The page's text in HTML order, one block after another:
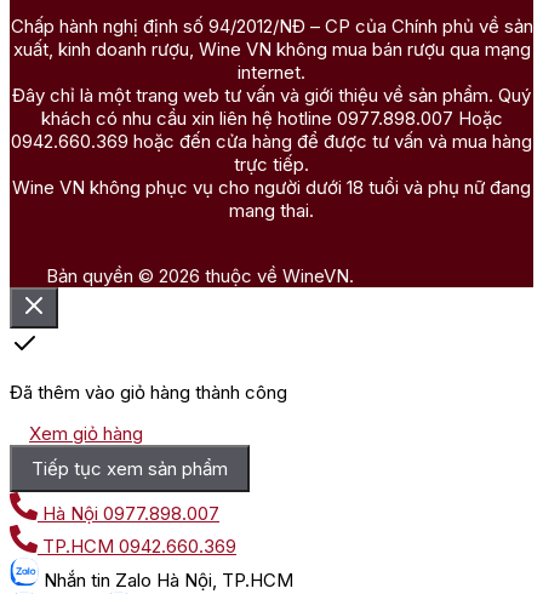
Chấp hành nghị định số 94/2012/NĐ – CP của Chính phủ về sản
xuất, kinh doanh rượu, Wine VN không mua bán rượu qua mạng
internet.
Đây chỉ là một trang web tư vấn và giới thiệu về sản phẩm. Quý
khách có nhu cầu xin liên hệ hotline 0977.898.007 Hoặc
0942.660.369 hoặc đến cửa hàng để được tư vấn và mua hàng
trực tiếp.
Wine VN không phục vụ cho người dưới 18 tuổi và phụ nữ đang
mang thai.
Bản quyền © 2026 thuộc về WineVN.
Đã thêm vào giỏ hàng thành công
Xem giỏ hàng
Tiếp tục xem sản phẩm
Hà Nội 0977.898.007
TP.HCM 0942.660.369
Nhắn tin Zalo Hà Nội, TP.HCM